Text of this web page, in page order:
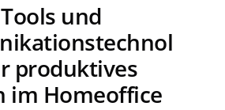
und
produktives
im Homeoffice